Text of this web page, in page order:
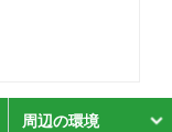
周辺の環境